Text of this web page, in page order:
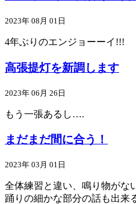
2023年 08月 01日
4年ぶりのエンジョーーイ!!!
高張提灯を新調します
2023年 06月 26日
もう一張あるし….
まだまだ間に合う！
2023年 03月 01日
全体練習と違い、鳴り物がな
踊りの細かな部分の話も出来